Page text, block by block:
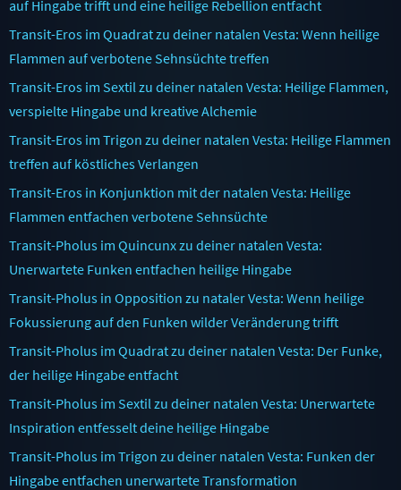
auf Hingabe trifft und eine heilige Rebellion entfacht
Transit-Eros im Quadrat zu deiner natalen Vesta: Wenn heilige
Flammen auf verbotene Sehnsüchte treffen
Transit-Eros im Sextil zu deiner natalen Vesta: Heilige Flammen,
verspielte Hingabe und kreative Alchemie
Transit-Eros im Trigon zu deiner natalen Vesta: Heilige Flammen
treffen auf köstliches Verlangen
Transit-Eros in Konjunktion mit der natalen Vesta: Heilige
Flammen entfachen verbotene Sehnsüchte
Transit-Pholus im Quincunx zu deiner natalen Vesta:
Unerwartete Funken entfachen heilige Hingabe
Transit-Pholus in Opposition zu nataler Vesta: Wenn heilige
Fokussierung auf den Funken wilder Veränderung trifft
Transit-Pholus im Quadrat zu deiner natalen Vesta: Der Funke,
der heilige Hingabe entfacht
Transit-Pholus im Sextil zu deiner natalen Vesta: Unerwartete
Inspiration entfesselt deine heilige Hingabe
Transit-Pholus im Trigon zu deiner natalen Vesta: Funken der
Hingabe entfachen unerwartete Transformation